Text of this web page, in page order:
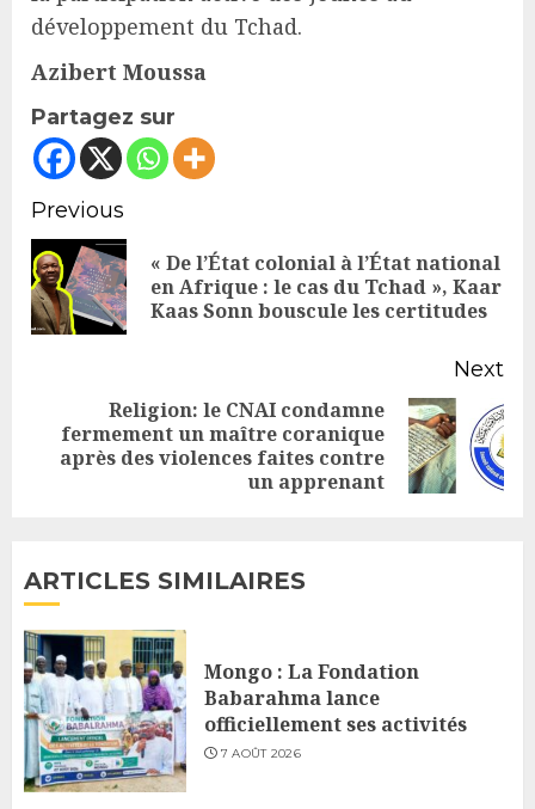
développement du Tchad.
Azibert Moussa
Partagez sur
Continue
Reading
Previous
« De l’État colonial à l’État national
en Afrique : le cas du Tchad », Kaar
Kaas Sonn bouscule les certitudes
Next
Next
post:
Religion: le CNAI condamne
fermement un maître coranique
après des violences faites contre
un apprenant
ARTICLES SIMILAIRES
Mongo : La Fondation
Babarahma lance
officiellement ses activités
7 AOÛT 2026